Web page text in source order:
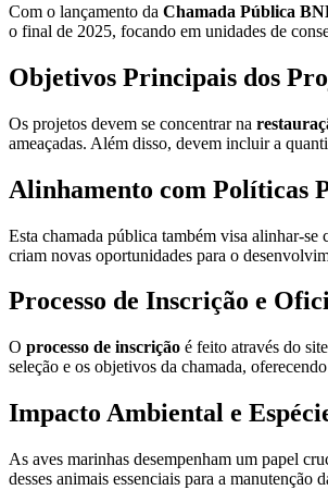
Com o lançamento da Chamada Pública
o final de 2025, focando em unidades de
Objetivos Principais dos
Os projetos devem se concentrar na
ameaçadas. Além disso, devem incluir a
Alinhamento com Políticas
Esta chamada pública também visa alinhar-se
criam novas oportunidades para o
Processo de Inscrição e
O processo de inscrição é feito através do
seleção e os objetivos da chamada,
Impacto Ambiental e
As aves marinhas desempenham um papel
desses animais essenciais para a